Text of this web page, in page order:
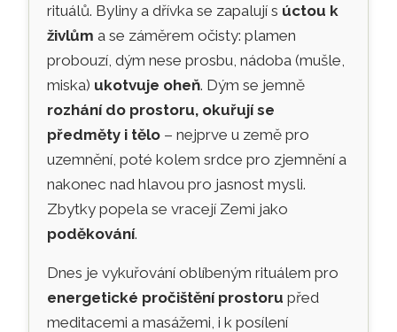
rituálů. Byliny a dřívka se zapalují s úctou k
živlům a se záměrem očisty: plamen
probouzí, dým nese prosbu, nádoba (mušle,
miska) ukotvuje oheň. Dým se jemně
rozhání do prostoru, okuřují se
předměty i tělo – nejprve u země pro
uzemnění, poté kolem srdce pro zjemnění a
nakonec nad hlavou pro jasnost mysli.
Zbytky popela se vracejí Zemi jako
poděkování.
Dnes je vykuřování oblíbeným rituálem pro
energetické pročištění prostoru před
meditacemi a masážemi, i k posílení